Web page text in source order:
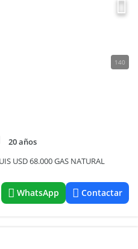
140
20 años
USD 68.000 GAS NATURAL
WhatsApp Contactar